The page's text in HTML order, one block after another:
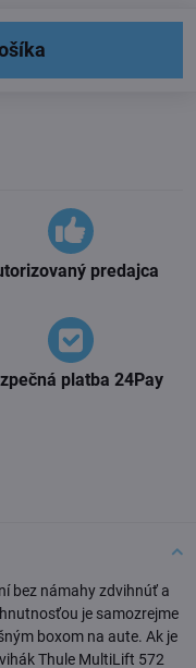
predajca
platba 24Pay
bez námahy zdvihnúť a
je samozrejme
boxom na aute. Ak je
Thule MultiLift 572